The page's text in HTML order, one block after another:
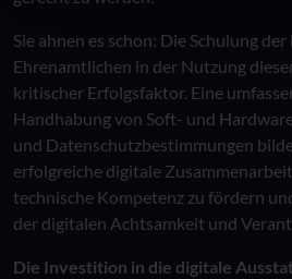
Sie ahnen es schon: Die Schulung
Ehrenamtlichen in der Nutzung
kritischer Erfolgsfaktor. Eine
Handhabung von Soft- und
und Datenschutzbestimmungen
erfolgreiche digitale
technische Kompetenz zu fördern
der digitalen Achtsamkeit und
Die Investition in die digitale